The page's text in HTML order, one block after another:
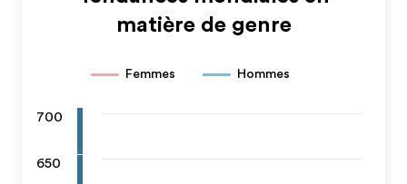
matière de genre
Femmes Hommes
700
650